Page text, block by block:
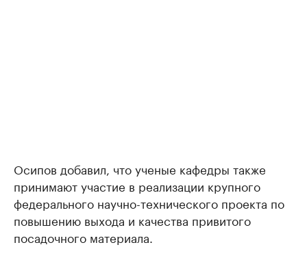
Осипов добавил, что ученые кафедры также
принимают участие в реализации крупного
федерального научно-технического проекта по
повышению выхода и качества привитого
посадочного материала.